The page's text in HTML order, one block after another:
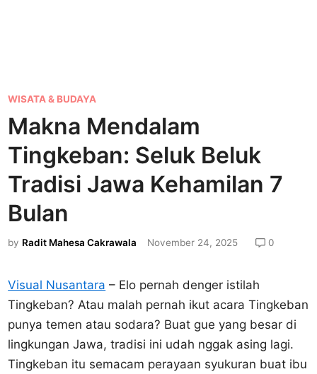
P
o
s
e
d
n
WISATA & BUDAYA
Makna Mendalam
Tingkeban: Seluk Beluk
Tradisi Jawa Kehamilan 7
Bulan
by Radit Mahesa Cakrawala November 24, 2025 0
Visual Nusantara – Elo pernah denger istilah
Tingkeban? Atau malah pernah ikut acara Tingkeban
punya temen atau sodara? Buat gue yang besar di
lingkungan Jawa, tradisi ini udah nggak asing lagi.
Tingkeban itu semacam perayaan syukuran buat ibu